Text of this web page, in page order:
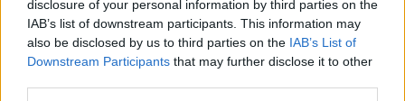
disclosure of your personal information by third parties on the
IAB’s list of downstream participants. This information may
also be disclosed by us to third parties on the IAB’s List of
Downstream Participants that may further disclose it to other
A keresett cikk a portfolio.hu hírarchívumához
tartozik, melynek olvasása előfizetéses
regisztrációhoz kötött.
Az előfizetés a következőket tartalmazza: